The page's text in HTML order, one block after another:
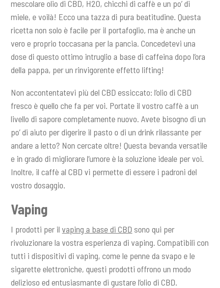
mescolare olio di CBD, H2O, chicchi di caffè e un po’ di
miele, e voilà! Ecco una tazza di pura beatitudine. Questa
ricetta non solo è facile per il portafoglio, ma è anche un
vero e proprio toccasana per la pancia. Concedetevi una
dose di questo ottimo intruglio a base di caffeina dopo l’ora
della pappa, per un rinvigorente effetto lifting!
Non accontentatevi più del CBD essiccato: l’olio di CBD
fresco è quello che fa per voi. Portate il vostro caffè a un
livello di sapore completamente nuovo. Avete bisogno di un
po’ di aiuto per digerire il pasto o di un drink rilassante per
andare a letto? Non cercate oltre! Questa bevanda versatile
e in grado di migliorare l’umore è la soluzione ideale per voi.
Inoltre, il caffè al CBD vi permette di essere i padroni del
vostro dosaggio.
Vaping
I prodotti per ilvaping a base di CBD sono qui per
rivoluzionare la vostra esperienza di vaping. Compatibili con
tutti i dispositivi di vaping, come le penne da svapo e le
sigarette elettroniche, questi prodotti offrono un modo
delizioso ed entusiasmante di gustare l’olio di CBD.